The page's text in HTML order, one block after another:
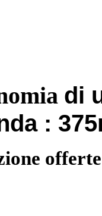
di
: